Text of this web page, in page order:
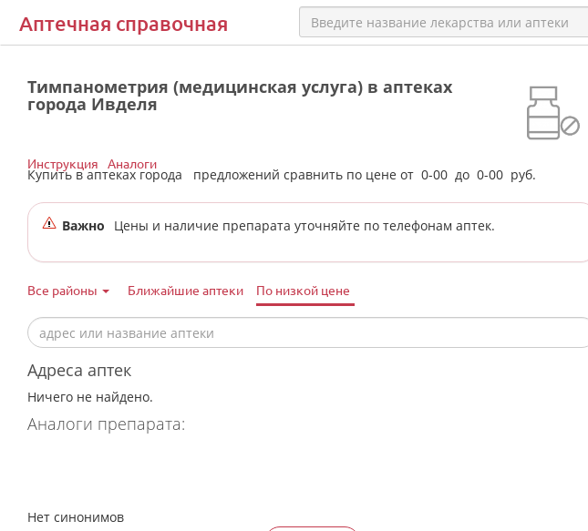
Аптечная справочная
Тимпанометрия (медицинская услуга) в аптеках
города Ивделя
Купить в аптеках города предложений сравнить по цене от 0-00 до 0-00 руб.
Инструкция Аналоги
Важно Цены и наличие препарата уточняйте по телефонам аптек.
Все районы Ближайшие аптеки По низкой цене
Адреса аптек
Ничего не найдено.
Аналоги препарата:
Нет синонимов